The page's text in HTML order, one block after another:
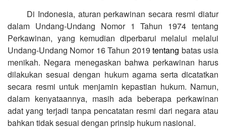
Di Indonesia, aturan perkawinan secara resmi diatur
dalam Undang-Undang Nomor 1 Tahun 1974 tentang
Perkawinan, yang kemudian diperbarui melalui melalui
Undang-Undang Nomor 16 Tahun 2019tentang batas usia
menikah. Negara menegaskan bahwa perkawinan harus
dilakukan sesuai dengan hukum agama serta dicatatkan
secara resmi untuk menjamin kepastian hukum. Namun,
dalam kenyataannya, masih ada beberapa perkawinan
adat yang terjadi tanpa pencatatan resmi dari negara atau
bahkan tidak sesuai dengan prinsip hukum nasional.